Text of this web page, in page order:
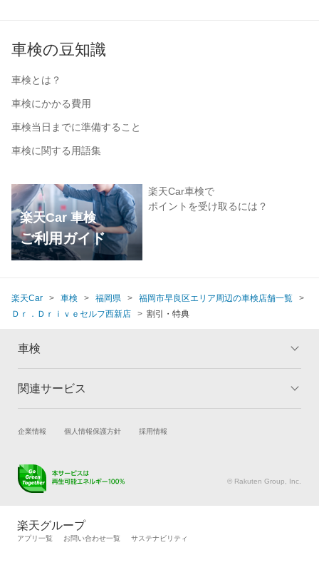
車検の豆知識
車検とは？
車検にかかる費用
車検当日までに準備すること
車検に関する用語集
楽天Car 車検
ご利用ガイド
楽天Car車検で
ポイントを受け取るには？
楽天Car 車検 福岡県
福岡市早良区エリア周辺の車検店舗一覧
Ｄｒ．Ｄｒｉｖｅセルフ西新店
割引・特典
車検
トップ
車検の基礎知識 キャンペーン一覧
関連サービス
試乗・商談 新車購入
キズ修理予約
メンテナンス管理
自動車カタログ 自動車保険
企業情報 個人情報保護方針 採用情報
© Rakuten Group, Inc.
楽天グループ
アプリ一覧 お問い合わせ一覧 サステナビリティ